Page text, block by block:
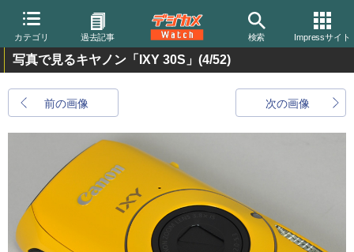
カテゴリ 過去記事 検索 Impressサイト
写真で見るキヤノン「IXY 30S」 (4/52)
前の画像 次の画像